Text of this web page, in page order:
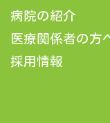
病院の紹介
医療関係者の方
採用情報